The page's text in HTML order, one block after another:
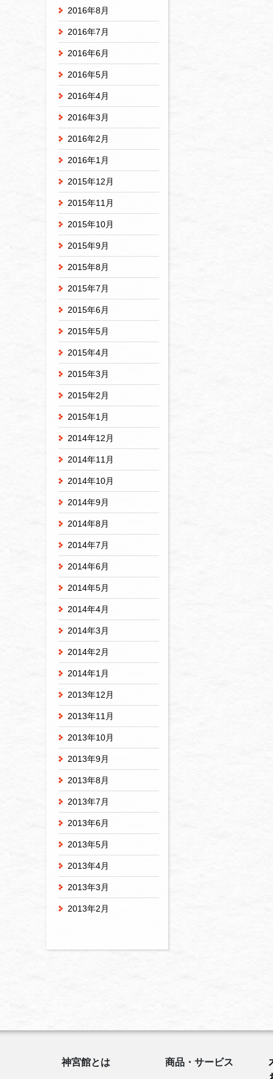
2016年8月
2016年7月
2016年6月
2016年5月
2016年4月
2016年3月
2016年2月
2016年1月
2015年12月
2015年11月
2015年10月
2015年9月
2015年8月
2015年7月
2015年6月
2015年5月
2015年4月
2015年3月
2015年2月
2015年1月
2014年12月
2014年11月
2014年10月
2014年9月
2014年8月
2014年7月
2014年6月
2014年5月
2014年4月
2014年3月
2014年2月
2014年1月
2013年12月
2013年11月
2013年10月
2013年9月
2013年8月
2013年7月
2013年6月
2013年5月
2013年4月
2013年3月
2013年2月
神宮館とは 商品・サービス